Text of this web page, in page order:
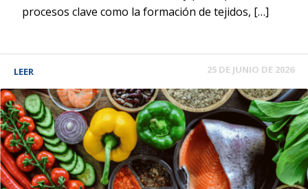
procesos clave como la formación de tejidos, […]
LEER 25 DE JUNIO DE 2026